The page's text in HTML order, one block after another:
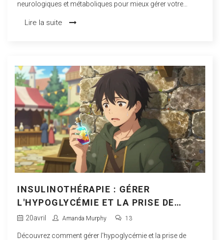
neurologiques et métaboliques pour mieux gérer votre
Lire la suite
INSULINOTHÉRAPIE : GÉRER
L'HYPOGLYCÉMIE ET LA PRISE DE
POIDS
20avril Amanda Murphy 13
Découvrez comment gérer l'hypoglycémie et la prise de